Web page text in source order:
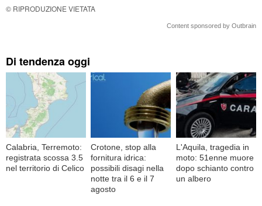
© RIPRODUZIONE VIETATA
Content sponsored by Outbrain
Di tendenza oggi
Calabria, Terremoto:
registrata scossa 3.5
nel territorio di Celico
Crotone, stop alla
fornitura idrica:
possibili disagi nella
notte tra il 6 e il 7
agosto
L'Aquila, tragedia in
moto: 51enne muore
dopo schianto contro
un albero